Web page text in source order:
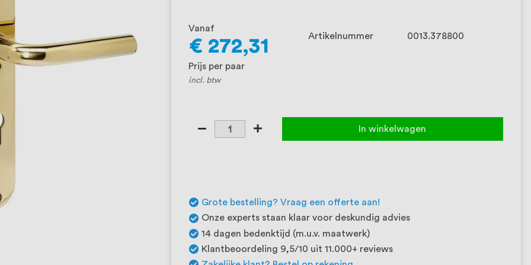
Vanaf
€ 272,31
Prijs per paar
incl. btw
Artikelnummer 0013.378800
In winkelwagen
Grote bestelling? Vraag een offerte aan!
Onze experts staan klaar voor deskundig advies
14 dagen bedenktijd (m.u.v. maatwerk)
Klantbeoordeling 9,5/10 uit 11.000+ reviews